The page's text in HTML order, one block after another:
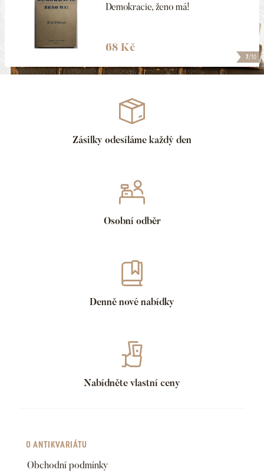
7/10
Demokracie, ženo má!
68 Kč
Zásilky odesíláme každý den
Osobní odběr
Denně nové nabídky
Nabídněte vlastní ceny
O ANTIKVARIÁTU
Obchodní podmínky